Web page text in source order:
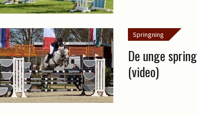
Springning
De unge
(video)